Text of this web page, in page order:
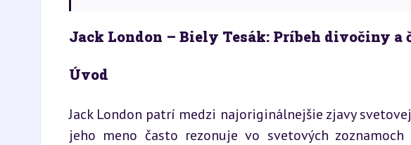
Jack London – Biely Tesák: Príbeh divočiny a
Úvod
Jack London patrí medzi najoriginálnejšie zjavy
jeho meno často rezonuje vo svetových